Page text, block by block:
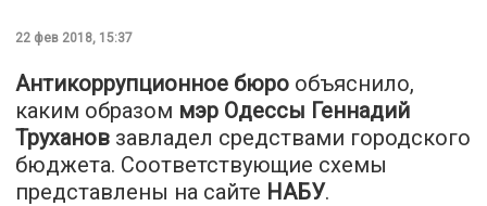
22 фев 2018, 15:37
Антикоррупционное бюро объяснило,
каким образом мэр Одессы Геннадий
Труханов завладел средствами городского
бюджета. Соответствующие схемы
представлены на сайте НАБУ.